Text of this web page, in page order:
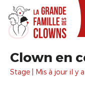
Clown en
Stage | Mis à jour il y